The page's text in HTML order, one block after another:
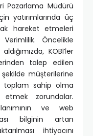
Pazarlama Müdürü
yatırımlarında üç
hareket etmeleri
Öncelikle
KOBİ’ler
talep edilen
müşterilerine
toplam sahip olma
zorundalar.
ve web
bilginin artan
ihtiyacını